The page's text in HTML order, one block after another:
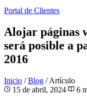
Portal de Clientes
Alojar páginas
será posible a
2016
Inicio / Blog /Artículo
15 de abril, 2024
6